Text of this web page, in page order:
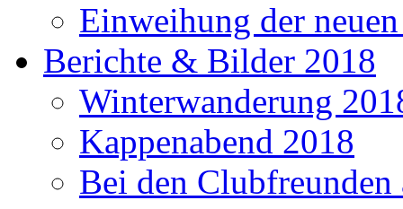
Einweihung der
Berichte & Bilder 2018
Winterwanderung
Kappenabend 2018
Bei den